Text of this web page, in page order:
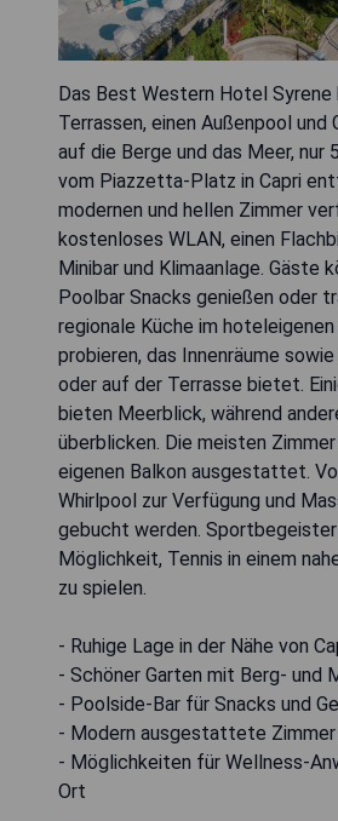
Das Best Western Hotel
Terrassen, einen Außenpool und
auf die Berge und das Meer, nur
vom Piazzetta-Platz in Capri
modernen und hellen Zimmer
kostenloses WLAN, einen
Minibar und Klimaanlage. Gäste
Poolbar Snacks genießen oder
regionale Küche im
probieren, das Innenräume
oder auf der Terrasse bietet.
bieten Meerblick, während
überblicken. Die meisten
eigenen Balkon ausgestattet.
Whirlpool zur Verfügung und
gebucht werden.
Möglichkeit, Tennis in einem
zu spielen.
- Ruhige Lage in der Nähe von
- Schöner Garten mit Berg- und
- Poolside-Bar für Snacks und
- Modern ausgestattete Zimmer
- Möglichkeiten für Wellness-
Ort